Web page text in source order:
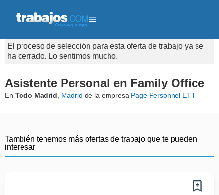
El proceso de selección para esta oferta de trabajo ya se
ha cerrado. Lo sentimos mucho.
Asistente Personal en Family Office
En Todo Madrid Madrid de la empresa Page Personnel ETT
También tenemos más ofertas de trabajo que te pueden
interesar